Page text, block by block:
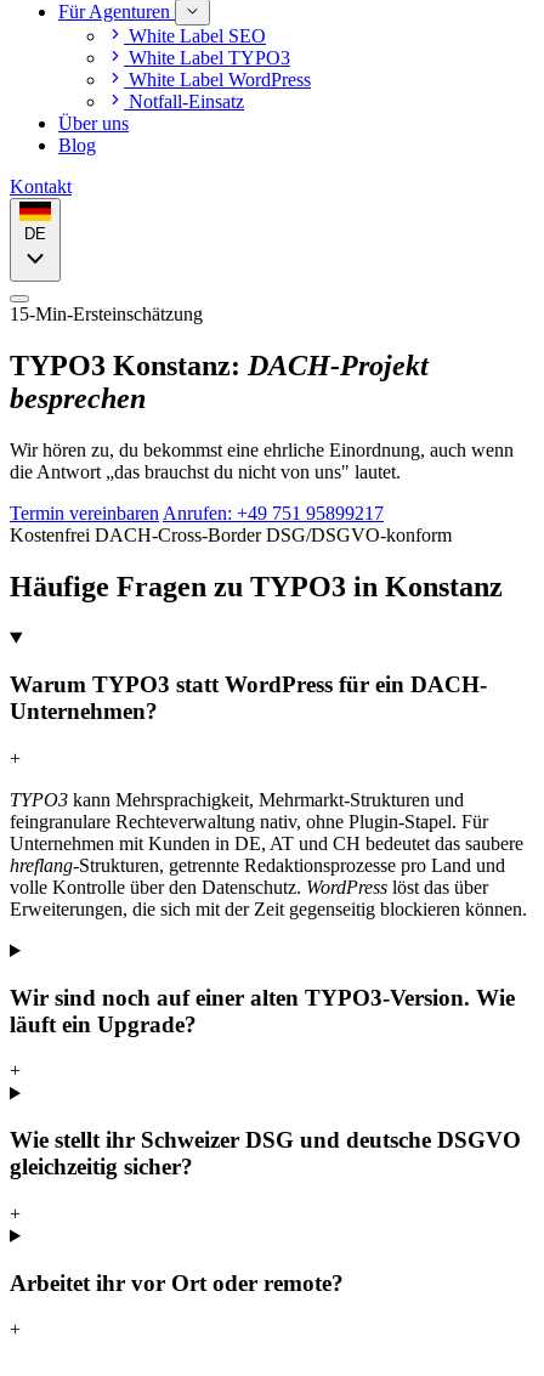
Für Agenturen
White Label SEO
White Label TYPO3
White Label WordPress
Notfall-Einsatz
Über uns
Blog
Kontakt
DE
15-Min-Ersteinschätzung
TYPO3 Konstanz: DACH-Projekt
besprechen
Wir hören zu, du bekommst eine ehrliche Einordnung, auch wenn
die Antwort „das brauchst du nicht von uns" lautet.
Termin vereinbaren Anrufen: +49 751 95899217
Kostenfrei DACH-Cross-Border DSG/DSGVO-konform
Häufige Fragen zu TYPO3 in Konstanz
Warum TYPO3 statt WordPress für ein DACH-
Unternehmen?
+
TYPO3 kann Mehrsprachigkeit, Mehrmarkt-Strukturen und
feingranulare Rechteverwaltung nativ, ohne Plugin-Stapel. Für
Unternehmen mit Kunden in DE, AT und CH bedeutet das saubere
hreflang-Strukturen, getrennte Redaktionsprozesse pro Land und
volle Kontrolle über den Datenschutz. WordPress löst das über
Erweiterungen, die sich mit der Zeit gegenseitig blockieren können.
Wir sind noch auf einer alten TYPO3-Version. Wie
läuft ein Upgrade?
+
Wie stellt ihr Schweizer DSG und deutsche DSGVO
gleichzeitig sicher?
+
Arbeitet ihr vor Ort oder remote?
+